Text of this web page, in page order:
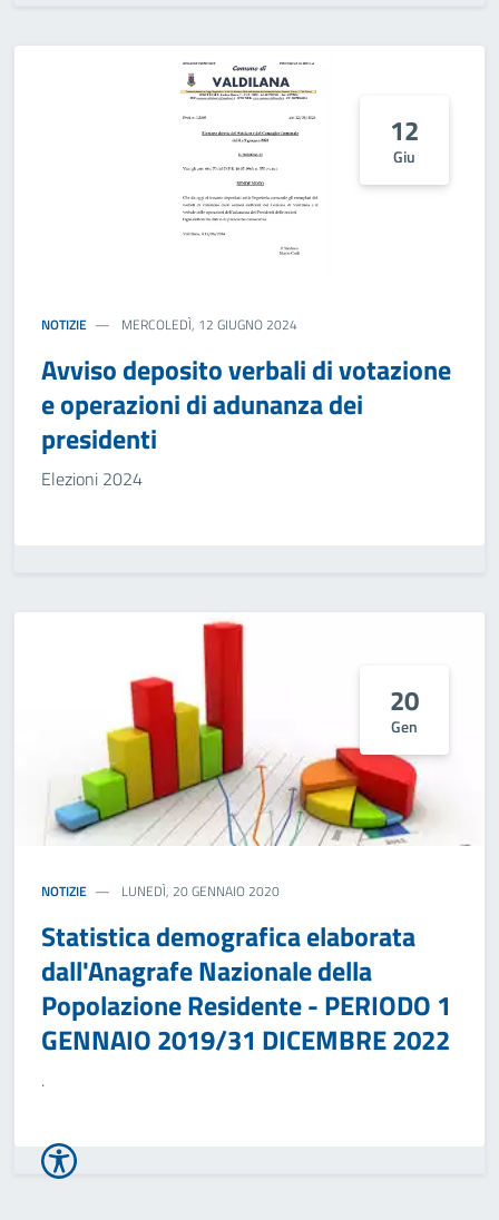
12
Giu
NOTIZIE MERCOLEDÌ, 12 GIUGNO 2024
Avviso deposito verbali di votazione
e operazioni di adunanza dei
presidenti
Elezioni 2024
20
Gen
NOTIZIE LUNEDÌ, 20 GENNAIO 2020
Statistica demografica elaborata
dall'Anagrafe Nazionale della
Popolazione Residente - PERIODO 1
GENNAIO 2019/31 DICEMBRE 2022
.